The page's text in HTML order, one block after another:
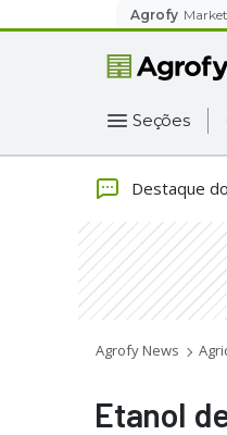
Agrofy Market
Seções
Destaque
Agrofy News
Etanol